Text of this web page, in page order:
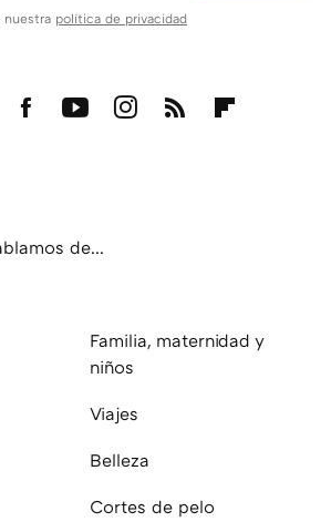
nuestra política de privacidad
de...
Familia, maternidad y
niños
Viajes
Belleza
Cortes de pelo